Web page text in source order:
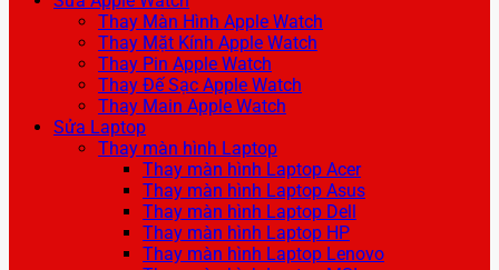
Thay Màn Hình Apple Watch
Thay Mặt Kính Apple Watch
Thay Pin Apple Watch
Thay Đế Sạc Apple Watch
Thay Main Apple Watch
Sửa Laptop
Thay màn hình Laptop
Thay màn hình Laptop Acer
Thay màn hình Laptop Asus
Thay màn hình Laptop Dell
Thay màn hình Laptop HP
Thay màn hình Laptop Lenovo